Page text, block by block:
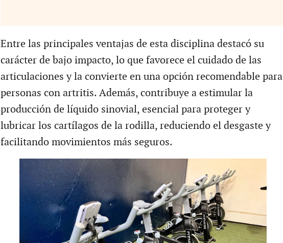
Entre las principales ventajas de esta disciplina destacó su
carácter de bajo impacto, lo que favorece el cuidado de las
articulaciones y la convierte en una opción recomendable para
personas con artritis. Además, contribuye a estimular la
producción de líquido sinovial, esencial para proteger y
lubricar los cartílagos de la rodilla, reduciendo el desgaste y
facilitando movimientos más seguros.